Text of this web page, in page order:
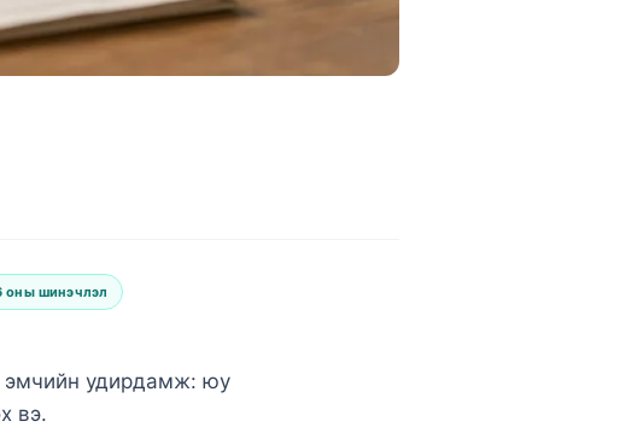
оны шинэчлэл
эмчийн удирдамж: юу
вэ.